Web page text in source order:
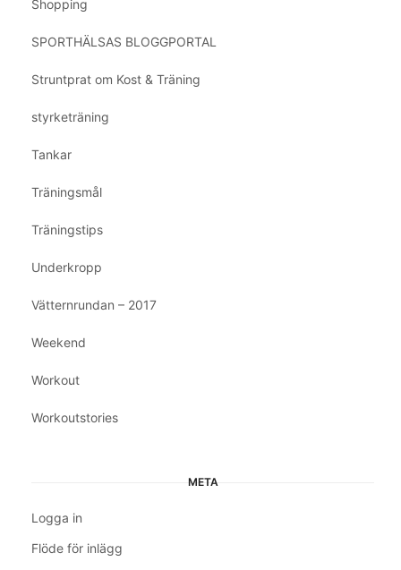
Shopping
SPORTHÄLSAS BLOGGPORTAL
Struntprat om Kost & Träning
styrketräning
Tankar
Träningsmål
Träningstips
Underkropp
Vätternrundan – 2017
Weekend
Workout
Workoutstories
META
Logga in
Flöde för inlägg